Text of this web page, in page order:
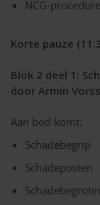
NCG-
Korte pauze
Blok 2 deel 1:
door Armin
Aan bod komt:
Schadebegrip
Schadeposten